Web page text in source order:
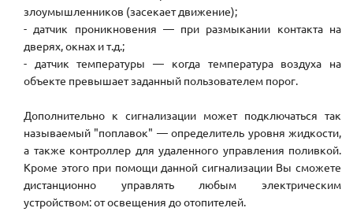
злоумышленников (засекает движение);
- датчик проникновения — при размыкании контакта на
дверях, окнах и т.д.;
- датчик температуры — когда температура воздуха на
объекте превышает заданный пользователем порог.
Дополнительно к сигнализации может подключаться так
называемый "поплавок" — определитель уровня жидкости,
а также контроллер для удаленного управления поливкой.
Кроме этого при помощи данной сигнализации Вы сможете
дистанционно управлять любым электрическим
устройством: от освещения до отопителей.